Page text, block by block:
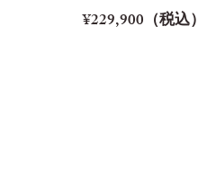
¥229,900（税込）